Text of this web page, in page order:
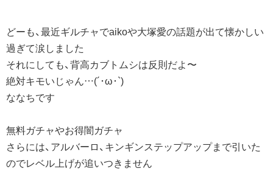
どーも、最近ギルチャでaikoや大塚愛の話題が出て懐かしい
過ぎて涙しました
それにしても、背高カブトムシは反則だよ〜
絶対キモいじゃん…(´･ω･`)
ななちです
無料ガチャやお得闇ガチャ
さらには、アルバーロ、キンギンステップアップまで引いた
のでレベル上げが追いつきません